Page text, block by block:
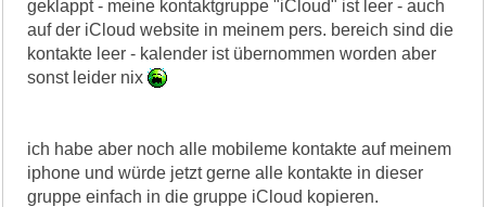
geklappt - meine kontaktgruppe "iCloud" ist leer - auch
auf der iCloud website in meinem pers. bereich sind die
kontakte leer - kalender ist übernommen worden aber
sonst leider nix
ich habe aber noch alle mobileme kontakte auf meinem
iphone und würde jetzt gerne alle kontakte in dieser
gruppe einfach in die gruppe iCloud kopieren.